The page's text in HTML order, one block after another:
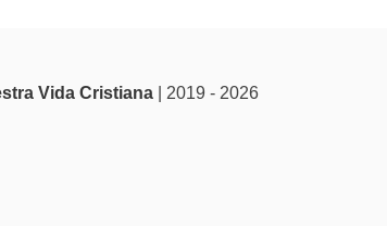
Vida Cristiana| 2019 - 2026